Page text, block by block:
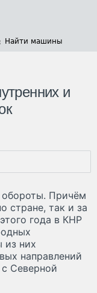
Найти машины
и
обороты. Причём
стране, так и за
года в КНР
из них
направлений
Северной